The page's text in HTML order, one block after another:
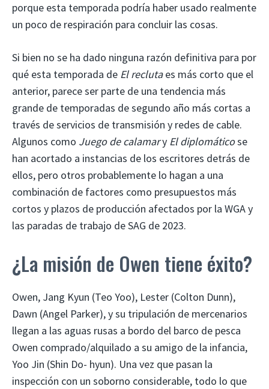
porque esta temporada podría haber usado realmente
un poco de respiración para concluir las cosas.
Si bien no se ha dado ninguna razón definitiva para por
qué esta temporada de El reclutaes más corto que el
anterior, parece ser parte de una tendencia más
grande de temporadas de segundo año más cortas a
través de servicios de transmisión y redes de cable.
Algunos como Juego de calamary El diplomáticose
han acortado a instancias de los escritores detrás de
ellos, pero otros probablemente lo hagan a una
combinación de factores como presupuestos más
cortos y plazos de producción afectados por la WGA y
las paradas de trabajo de SAG de 2023.
¿La misión de Owen tiene éxito?
Owen, Jang Kyun (Teo Yoo), Lester (Colton Dunn),
Dawn (Angel Parker), y su tripulación de mercenarios
llegan a las aguas rusas a bordo del barco de pesca
Owen comprado/alquilado a su amigo de la infancia,
Yoo Jin (Shin Do- hyun). Una vez que pasan la
inspección con un soborno considerable, todo lo que